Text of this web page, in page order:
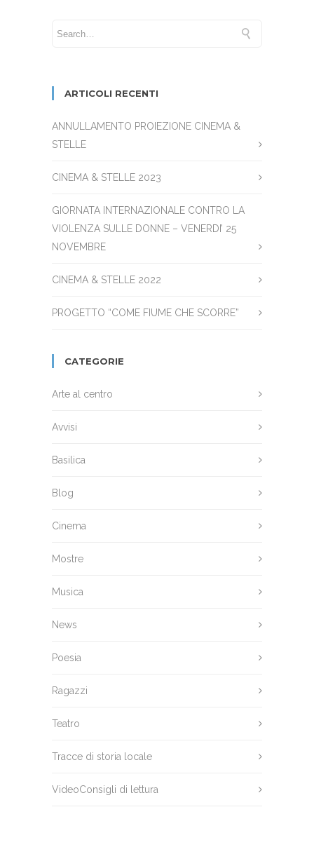
ARTICOLI RECENTI
ANNULLAMENTO PROIEZIONE CINEMA &
STELLE
CINEMA & STELLE 2023
GIORNATA INTERNAZIONALE CONTRO LA
VIOLENZA SULLE DONNE – VENERDI’ 25
NOVEMBRE
CINEMA & STELLE 2022
PROGETTO “COME FIUME CHE SCORRE”
CATEGORIE
Arte al centro
Avvisi
Basilica
Blog
Cinema
Mostre
Musica
News
Poesia
Ragazzi
Teatro
Tracce di storia locale
VideoConsigli di lettura